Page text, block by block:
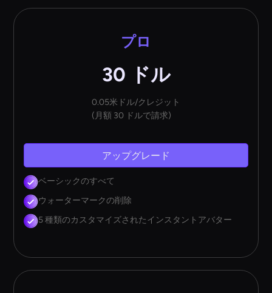
プロ
30 ドル
0.05米ドル/クレジット
(月額 30 ドルで請求)
アップグレード
ベーシックのすべて
ウォーターマークの削除
5 種類のカスタマイズされたインスタントアバター